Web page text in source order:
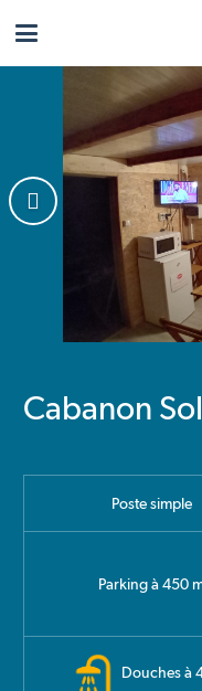
Cabanon
Poste simple
Parking à 450
Douches à